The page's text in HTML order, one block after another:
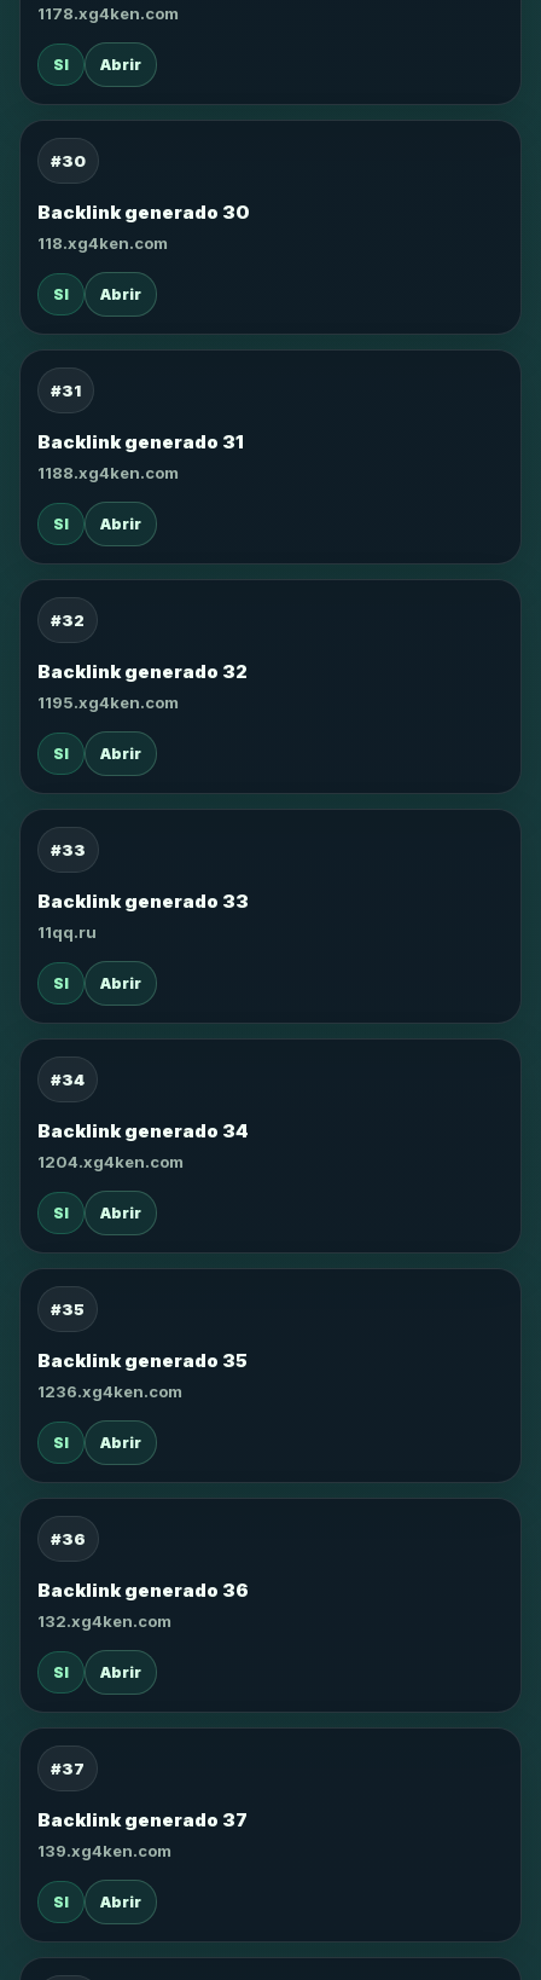
1178.xg4ken.com
SI Abrir
#30
Backlink generado 30
118.xg4ken.com
SI Abrir
#31
Backlink generado 31
1188.xg4ken.com
SI Abrir
#32
Backlink generado 32
1195.xg4ken.com
SI Abrir
#33
Backlink generado 33
11qq.ru
SI Abrir
#34
Backlink generado 34
1204.xg4ken.com
SI Abrir
#35
Backlink generado 35
1236.xg4ken.com
SI Abrir
#36
Backlink generado 36
132.xg4ken.com
SI Abrir
#37
Backlink generado 37
139.xg4ken.com
SI Abrir